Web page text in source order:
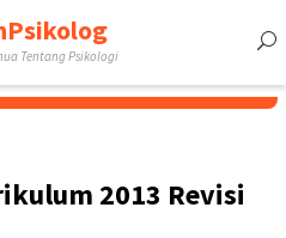
Tentang Psikologi
2013 Revisi